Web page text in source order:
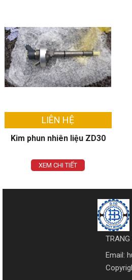
LIÊN HỆ
Kim phun nhiên liệu ZD30
XEM CHI TIẾT
TRANG
Email: